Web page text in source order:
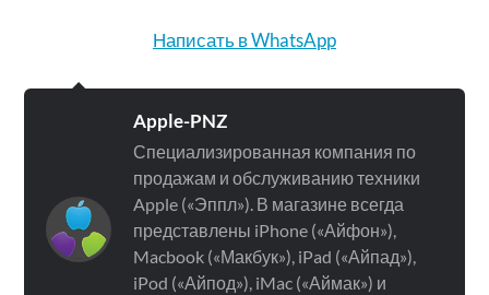
Написать в WhatsApp
Apple-PNZ
Специализированная компания по
продажам и обслуживанию техники
Apple («Эппл»). В магазине всегда
представлены iPhone («Айфон»),
Macbook («Макбук»), iPad («Айпад»),
iPod («Айпод»), iMac («Аймак») и